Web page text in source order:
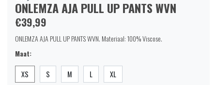
ONLEMZA AJA PULL UP PANTS WVN
€39,99
ONLEMZA AJA PULL UP PANTS WVN. Materiaal: 100% Viscose.
Maat:
XS S M L XL